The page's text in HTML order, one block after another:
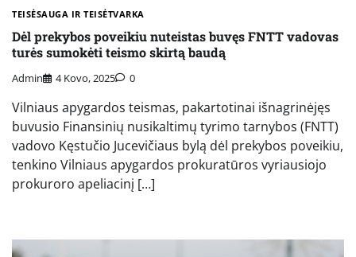
TEISĖSAUGA IR TEISĖTVARKA
Dėl prekybos poveikiu nuteistas buvęs FNTT vadovas
turės sumokėti teismo skirtą baudą
Admin 4 Kovo, 2025 0
Vilniaus apygardos teismas, pakartotinai išnagrinėjęs
buvusio Finansinių nusikaltimų tyrimo tarnybos (FNTT)
vadovo Kęstučio Jucevičiaus bylą dėl prekybos poveikiu,
tenkino Vilniaus apygardos prokuratūros vyriausiojo
prokuroro apeliacinį […]